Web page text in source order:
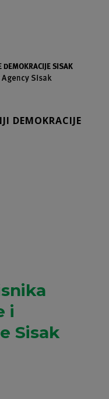
DEMOKRACIJE
i
Sisak